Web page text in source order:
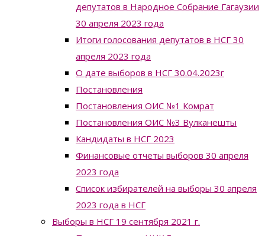
депутатов в Народное Собрание Гагаузии
30 апреля 2023 года
Итоги голосования депутатов в НСГ 30
апреля 2023 года
О дате выборов в НСГ 30.04.2023г
Постановления
Постановления ОИС №1 Комрат
Постановления ОИС №3 Вулканешты
Кандидаты в НСГ 2023
Финансовые отчеты выборов 30 апреля
2023 года
Список избирателей на выборы 30 апреля
2023 года в НСГ
Выборы в НСГ 19 сентября 2021 г.